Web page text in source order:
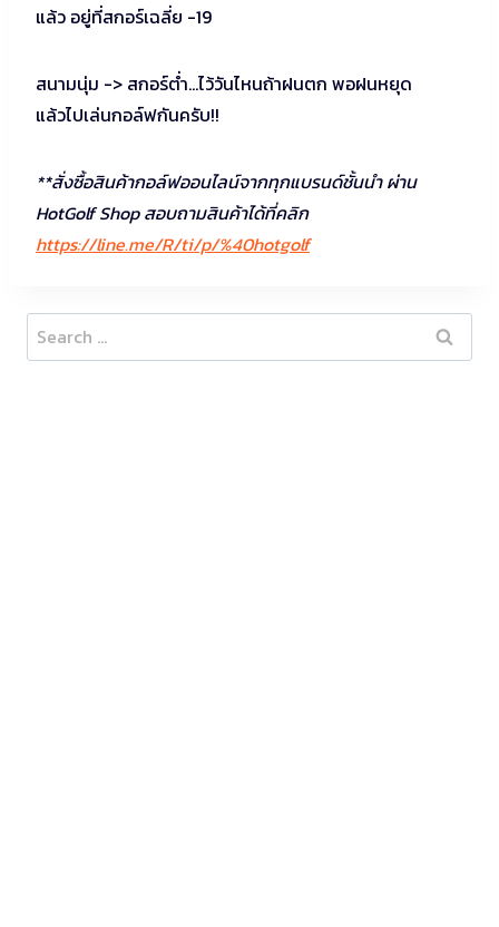
แล้ว อยู่ที่สกอร์เฉลี่ย -19
สนามนุ่ม -> สกอร์ต่ำ…ไว้วันไหนถ้าฝนตก พอฝนหยุด
แล้วไปเล่นกอล์ฟกันครับ!!
**สั่งซื้อสินค้ากอล์ฟออนไลน์จากทุกแบรนด์ชั้นนำ ผ่าน
HotGolf Shop สอบถามสินค้าได้ที่คลิก
https://line.me/R/ti/p/%40hotgolf
Search
for: